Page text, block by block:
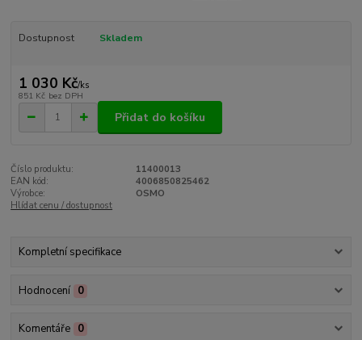
Dostupnost Skladem
1 030 Kč/ks
851 Kč bez DPH
Přidat do košíku
Číslo produktu:
11400013
EAN kód:
4006850825462
Výrobce:
OSMO
Hlídat cenu / dostupnost
Kompletní specifikace
Hodnocení 0
Komentáře 0